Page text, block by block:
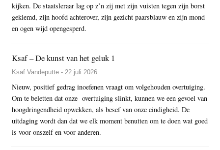
kijken. De staatsleraar lag op z’n zij met zijn vuisten tegen zijn borst
geklemd, zijn hoofd achterover, zijn gezicht paarsblauw en zijn mond
en ogen wijd opengesperd.
Ksaf – De kunst van het geluk 1
Ksaf Vandeputte - 22 juli 2026
Nieuw, positief gedrag inoefenen vraagt om volgehouden overtuiging.
Om te beletten dat onze overtuiging slinkt, kunnen we een gevoel van
hoogdringendheid opwekken, als besef van onze eindigheid. De
uitdaging wordt dan dat we elk moment benutten om te doen wat goed
is voor onszelf en voor anderen.